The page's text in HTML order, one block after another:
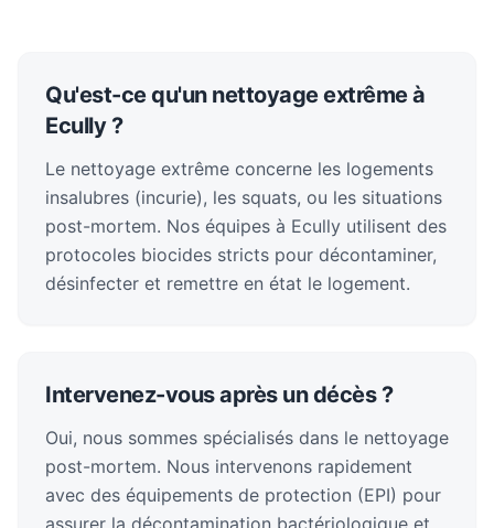
Qu'est-ce qu'un nettoyage extrême à
Ecully ?
Le nettoyage extrême concerne les logements
insalubres (incurie), les squats, ou les situations
post-mortem. Nos équipes à Ecully utilisent des
protocoles biocides stricts pour décontaminer,
désinfecter et remettre en état le logement.
Intervenez-vous après un décès ?
Oui, nous sommes spécialisés dans le nettoyage
post-mortem. Nous intervenons rapidement
avec des équipements de protection (EPI) pour
assurer la décontamination bactériologique et